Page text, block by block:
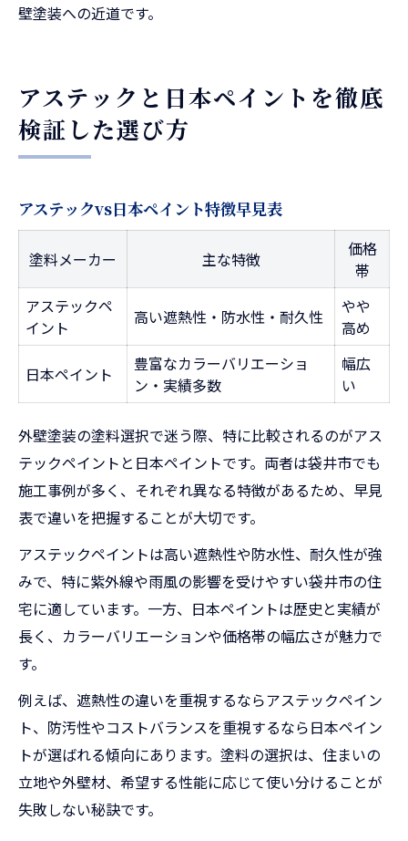
壁塗装への近道です。
アステックと日本ペイントを徹底
検証した選び方
アステックvs日本ペイント特徴早見表
塗料メーカー 主な特徴
価格
帯
アステックペ
イント
高い遮熱性・防水性・耐久性
やや
高め
日本ペイント
豊富なカラーバリエーショ
ン・実績多数
幅広
い
外壁塗装の塗料選択で迷う際、特に比較されるのがアス
テックペイントと日本ペイントです。両者は袋井市でも
施工事例が多く、それぞれ異なる特徴があるため、早見
表で違いを把握することが大切です。
アステックペイントは高い遮熱性や防水性、耐久性が強
みで、特に紫外線や雨風の影響を受けやすい袋井市の住
宅に適しています。一方、日本ペイントは歴史と実績が
長く、カラーバリエーションや価格帯の幅広さが魅力で
す。
例えば、遮熱性の違いを重視するならアステックペイン
ト、防汚性やコストバランスを重視するなら日本ペイン
トが選ばれる傾向にあります。塗料の選択は、住まいの
立地や外壁材、希望する性能に応じて使い分けることが
失敗しない秘訣です。